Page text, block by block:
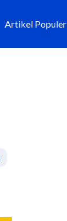
Artikel Populer